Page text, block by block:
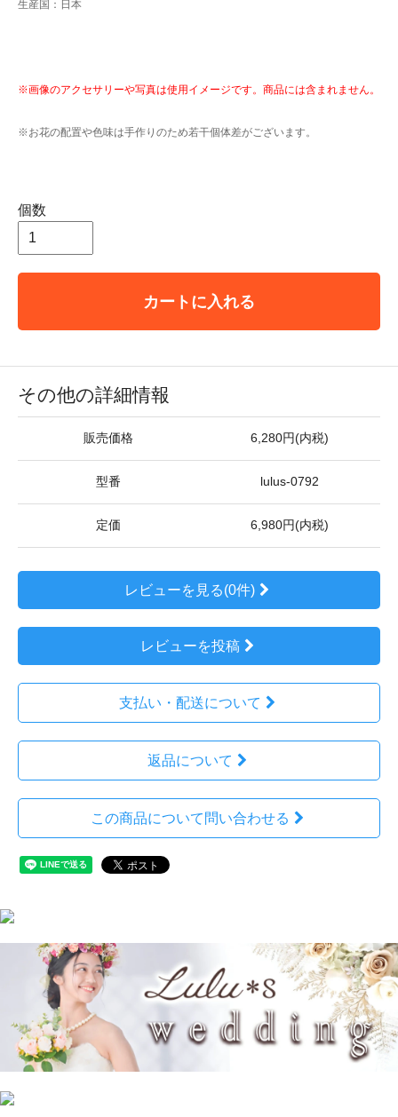
生産国：日本
※画像のアクセサリーや写真は使用イメージです。商品には含まれません。
※お花の配置や色味は手作りのため若干個体差がございます。
個数
カートに入れる
その他の詳細情報
販売価格 6,280円(内税)
型番 lulus-0792
定価 6,980円(内税)
レビューを見る(0件)
レビューを投稿
支払い・配送について
返品について
この商品について問い合わせる